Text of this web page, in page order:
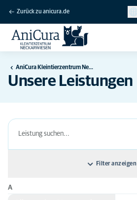
Zurück zu anicura.de
AniCura Kleintierzentrum Neckarwiesen
Unsere Leistungen
Filter anzeigen
A